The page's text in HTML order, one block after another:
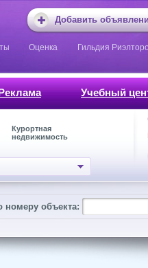
Добавить
Оценка Гильдия
Учебный
Курортная
недвижимость
номеру объекта: